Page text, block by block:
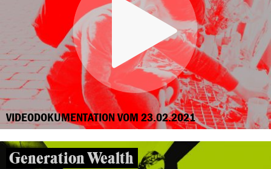
VIDEODOKUMENTATION VOM 23.02.2021
Generation Wealth